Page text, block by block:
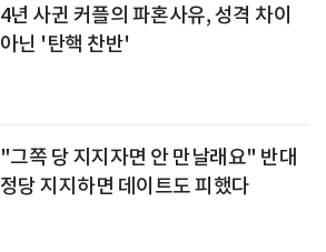
4년 사귄 커플의 파혼사유, 성격 차이
아닌 '탄핵 찬반'
"그쪽 당 지지자면 안 만날래요" 반대
정당 지지하면 데이트도 피했다